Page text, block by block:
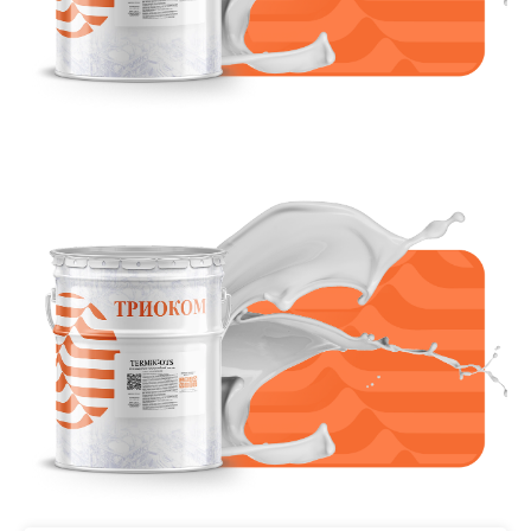
Уникальные свойства:
Конкурентные преимущества:
устойчивость к ультрафиолету,
водостойкость,
морозостойкость.
Антикоррозионные свойства.
Высокие адгезионные
показатели, подтверждённые
испытаниями методом отрыва
Применение в двух режимах
горения: целлюлозном (ЦГ) и
углеводородном (УГВ).
Содержит инновационные
ингибиторы коррозии,
обеспечивающие стойкость